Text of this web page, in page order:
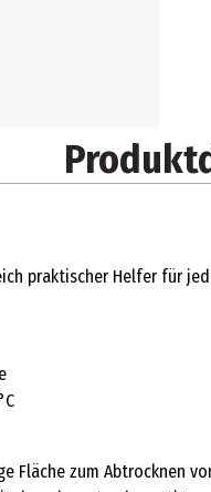
praktischer Helfer für
zum Abtrocknen